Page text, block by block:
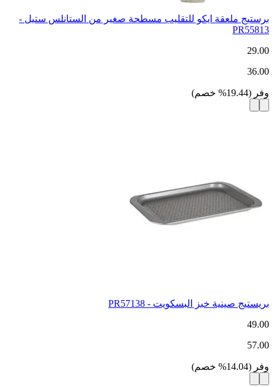
برستيج ملعقة ايكو للتقليب مسطحة صغير من الستانلس ستيل -
PR55813
29.00
36.00
وفر (
19.44
% خصم)
بريستيج صينية خبز البسكويت - PR57138
49.00
57.00
وفر (
14.04
% خصم)